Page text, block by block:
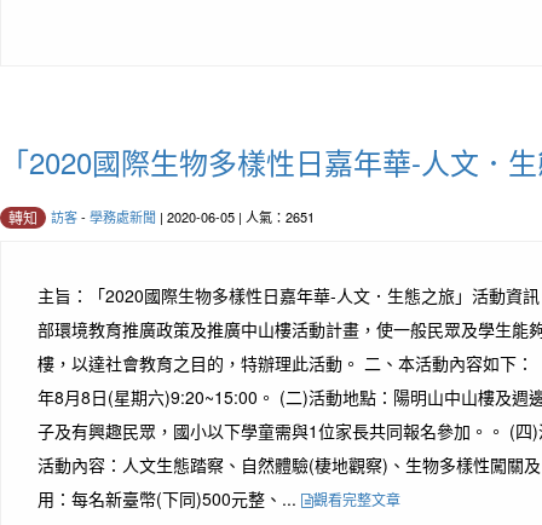
「2020國際生物多樣性日嘉年華-人文．
轉知 訪客- 學務處新聞 | 2020-06-05 | 人氣：2651
主旨：「2020國際生物多樣性日嘉年華-人文．生態之旅」活動資
部環境教育推廣政策及推廣中山樓活動計畫，使一般民眾及學生能
樓，以達社會教育之目的，特辦理此活動。 二、本活動內容如下
年8月8日(星期六)9:20~15:00。 (二)活動地點：陽明山中山樓及週
子及有興趣民眾，國小以下學童需與1位家長共同報名參加。。 (四
活動內容：人文生態踏察、自然體驗(棲地觀察)、生物多樣性闖關
用：每名新臺幣(下同)500元整、...
觀看完整文章